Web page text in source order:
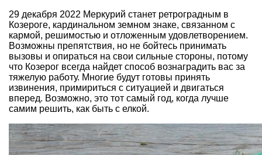
29 декабря 2022 Меркурий станет ретроградным в
Козероге, кардинальном земном знаке, связанном с
кармой, решимостью и отложенным удовлетворением.
Возможны препятствия, но не бойтесь принимать
вызовы и опираться на свои сильные стороны, потому
что Козерог всегда найдет способ вознаградить вас за
тяжелую работу. Многие будут готовы принять
извинения, примириться с ситуацией и двигаться
вперед. Возможно, это тот самый год, когда лучше
самим решить, как быть с елкой.